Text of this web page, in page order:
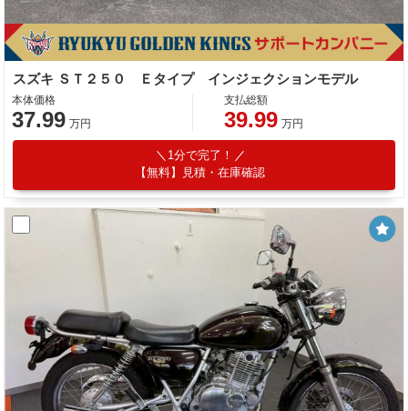
スズキ ＳＴ２５０ Ｅタイプ インジェクションモデル
本体価格
37.99 万円
支払総額
39.99 万円
1分で完了！
【無料】見積・在庫確認